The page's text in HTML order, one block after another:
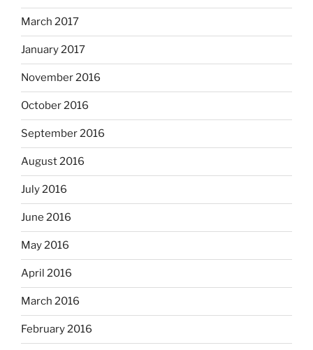
March 2017
January 2017
November 2016
October 2016
September 2016
August 2016
July 2016
June 2016
May 2016
April 2016
March 2016
February 2016